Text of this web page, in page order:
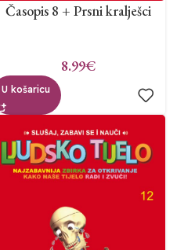
Časopis 8 + Prsni kralješci
8.99€
U košaricu